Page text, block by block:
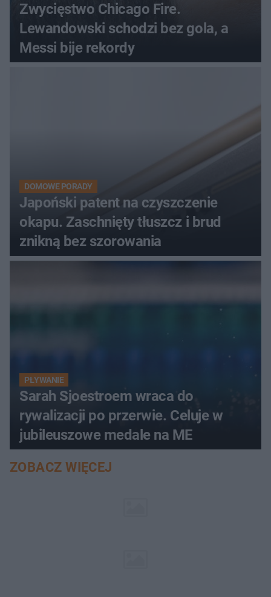
Zwycięstwo Chicago Fire.
Lewandowski schodzi bez gola, a
Messi bije rekordy
DOMOWE PORADY
Japoński patent na czyszczenie
okapu. Zaschnięty tłuszcz i brud
znikną bez szorowania
PŁYWANIE
Sarah Sjoestroem wraca do
rywalizacji po przerwie. Celuje w
jubileuszowe medale na ME
ZOBACZ WIĘCEJ